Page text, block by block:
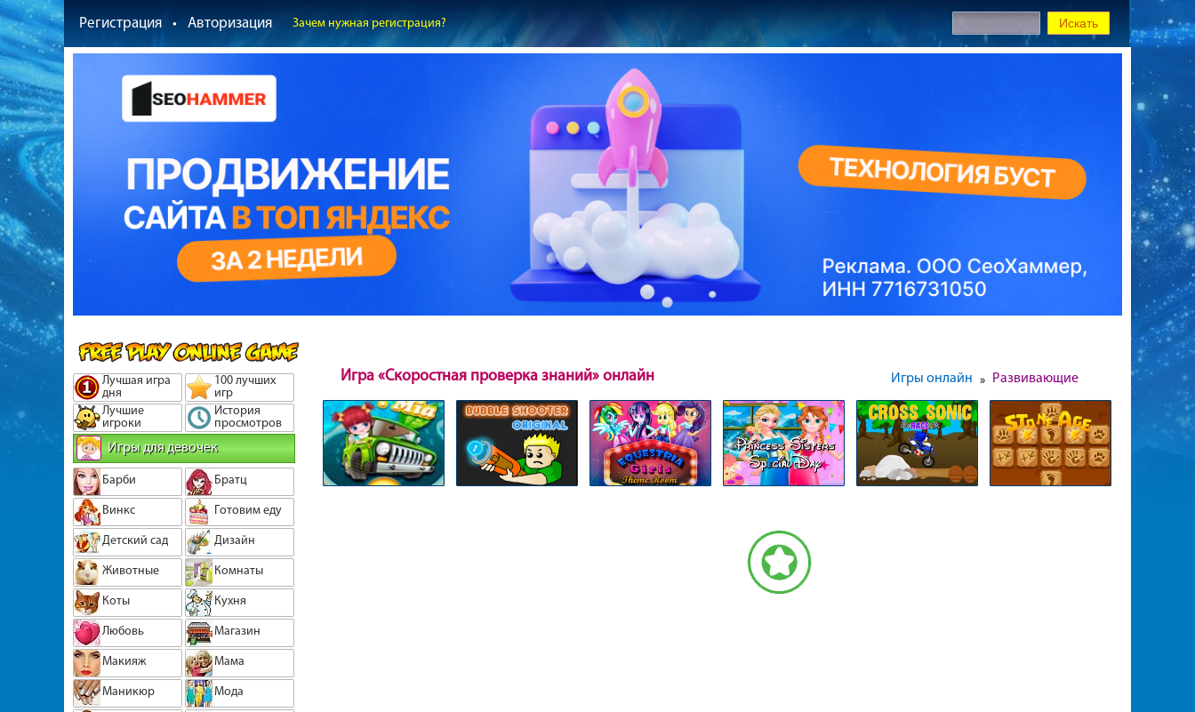
Регистрация • Авторизация Зачем нужная регистрация?
Лучшая игра
дня
100 лучших
игр
Лучшие
игроки
История
просмотров
Игры для девочек
Барби
Братц
Винкс
Готовим еду
Детский сад
Дизайн
Животные
Комнаты
Коты
Кухня
Любовь
Магазин
Макияж
Мама
Маникюр
Мода
Игра «Скоростная проверка знаний» онлайн Игры онлайн » Развивающие